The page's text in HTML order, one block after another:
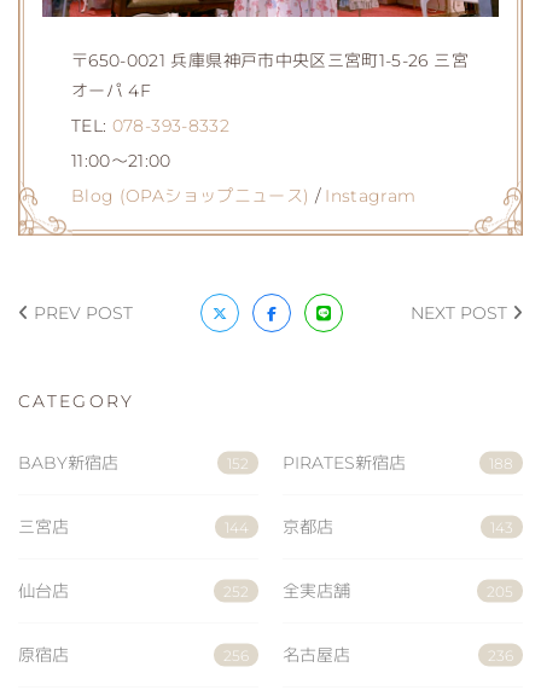
〒650-0021 兵庫県神戸市中央区三宮町1-5-26 三宮
オーパ 4F
TEL: 078-393-8332
11:00～21:00
Blog (OPAショップニュース) / Instagram
PREV POST NEXT POST
CATEGORY
BABY新宿店 152 PIRATES新宿店 188
三宮店 144 京都店 143
仙台店 252 全実店舗 205
原宿店 256 名古屋店 236